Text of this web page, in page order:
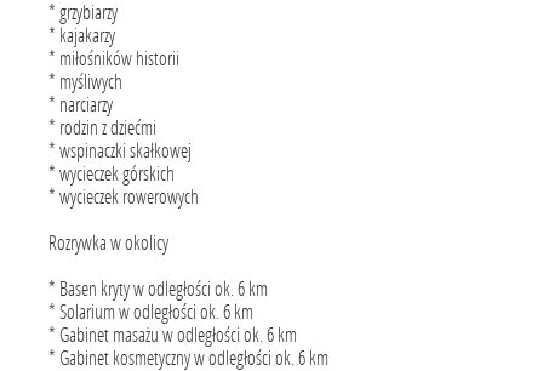
* grzybiarzy
* kajakarzy
* miłośników historii
* myśliwych
* narciarzy
* rodzin z dziećmi
* wspinaczki skałkowej
* wycieczek górskich
* wycieczek rowerowych
Rozrywka w okolicy
* Basen kryty w odległości ok. 6 km
* Solarium w odległości ok. 6 km
* Gabinet masażu w odległości ok. 6 km
* Gabinet kosmetyczny w odległości ok. 6 km